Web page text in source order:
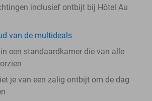
inclusief ontbijt bij Hôtel Au
van de multideals
een standaardkamer die van alle
je van een zalig ontbijt om de dag